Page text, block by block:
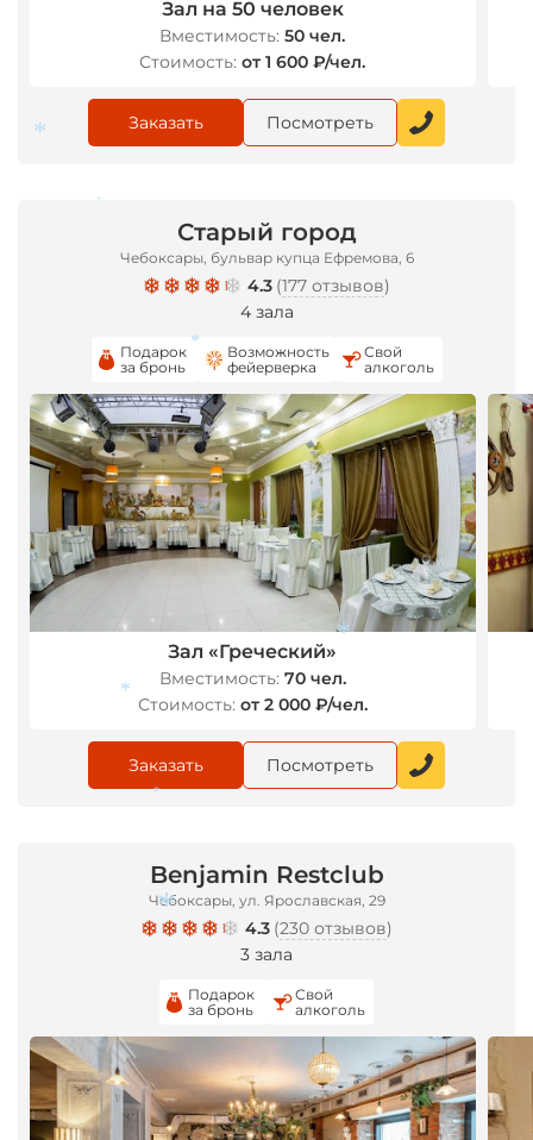
Зал на 50 человек
Вместимость: 50 чел.
Стоимость: от 1 600 ₽/чел.
Заказать Посмотреть
Старый город
Чебоксары, бульвар купца Ефремова, 6
4.3 (177 отзывов)
4 зала
Подарок
за бронь
Возможность
фейерверка
Свой
алкоголь
Зал «Греческий»
Вместимость: 70 чел.
Стоимость: от 2 000 ₽/чел.
Заказать Посмотреть
Benjamin Restclub
Чебоксары, ул. Ярославская, 29
4.3 (230 отзывов)
3 зала
Подарок
за бронь
Свой
алкоголь
*
*
*